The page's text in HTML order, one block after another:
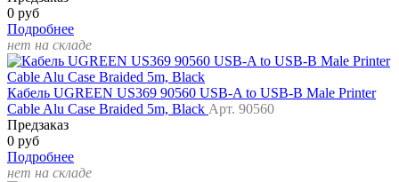
0 руб
Подробнее
нет на складе
Кабель UGREEN US369 90560 USB-A to USB-B Male Printer
Cable Alu Case Braided 5m, Black Арт. 90560
Предзаказ
0 руб
Подробнее
нет на складе